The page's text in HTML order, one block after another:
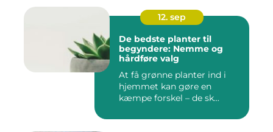
12. sep
De bedste planter til
begyndere: Nemme og
hårdføre valg
At få grønne planter ind i
hjemmet kan gøre en
kæmpe forskel – de sk...